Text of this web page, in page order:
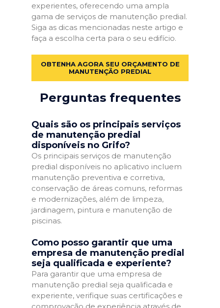
experientes, oferecendo uma ampla
gama de serviços de manutenção predial.
Siga as dicas mencionadas neste artigo e
faça a escolha certa para o seu edifício.
OBTENHA AGORA SEU ORÇAMENTO DE
MANUTENÇÃO PREDIAL
Perguntas frequentes
Quais são os principais serviços
de manutenção predial
disponíveis no Grifo?
Os principais serviços de manutenção
predial disponíveis no aplicativo incluem
manutenção preventiva e corretiva,
conservação de áreas comuns, reformas
e modernizações, além de limpeza,
jardinagem, pintura e manutenção de
piscinas.
Como posso garantir que uma
empresa de manutenção predial
seja qualificada e experiente?
Para garantir que uma empresa de
manutenção predial seja qualificada e
experiente, verifique suas certificações e
comprovação de experiência através de